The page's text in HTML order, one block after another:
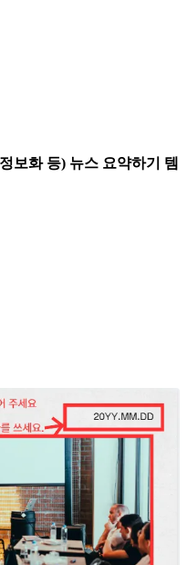
보화 등) 뉴스 요약하기 템